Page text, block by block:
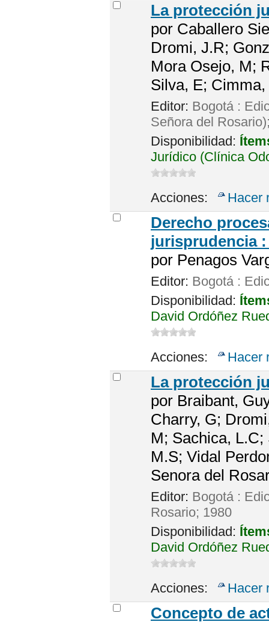
La protección
por Caballero
Dromi, J.R;
Mora Osejo, M;
Silva, E;
Editor: Bogotá :
Señora del
Disponibilidad:
Jurídico (Clínica
Acciones: Hacer
Derecho
jurisprudencia
por Penagos
Editor: Bogotá :
Disponibilidad:
David Ordóñez
Acciones: Hacer
La protección
por Braibant,
Charry, G;
M; Sachica,
M.S; Vidal
Senora del
Editor: Bogotá :
Rosario; 1980
Disponibilidad:
David Ordóñez
Acciones: Hacer
Concepto de